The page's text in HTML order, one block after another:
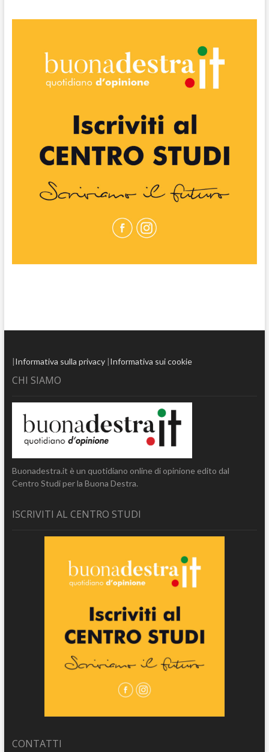
|Informativa sulla privacy|Informativa sui cookie
CHI SIAMO
Buonadestra.it è un quotidiano online di opinione edito dal
Centro Studi per la Buona Destra.
ISCRIVITI AL CENTRO STUDI
CONTATTI